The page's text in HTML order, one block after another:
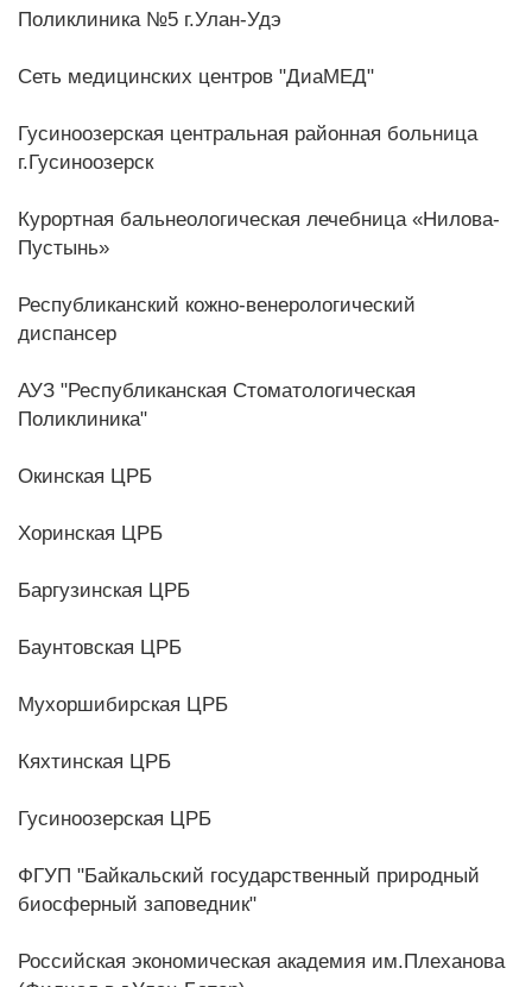
Поликлиника №5 г.Улан-Удэ
Сеть медицинских центров "ДиаМЕД"
Гусиноозерская центральная районная больница
г.Гусиноозерск
Курортная бальнеологическая лечебница «Нилова-
Пустынь»
Республиканский кожно-венерологический
диспансер
АУЗ "Республиканская Стоматологическая
Поликлиника"
Окинская ЦРБ
Хоринская ЦРБ
Баргузинская ЦРБ
Баунтовская ЦРБ
Мухоршибирская ЦРБ
Кяхтинская ЦРБ
Гусиноозерская ЦРБ
ФГУП "Байкальский государственный природный
биосферный заповедник"
Российская экономическая академия им.Плеханова